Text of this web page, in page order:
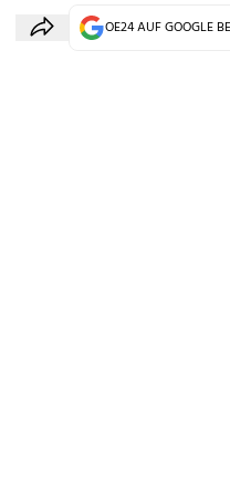
OE24 AUF GOOGLE